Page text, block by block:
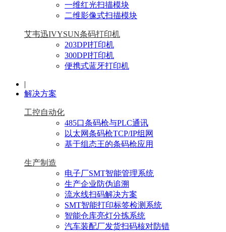
一维红光扫描模块
二维影像式扫描模块
艾韦迅IVYSUN条码打印机
203DPI打印机
300DPI打印机
便携式蓝牙打印机
|
解决方案
工控自动化
485口条码枪与PLC通讯
以太网条码枪TCP/IP组网
基于组态王的条码枪应用
生产制造
电子厂SMT智能管理系统
生产企业防伪追溯
流水线扫码解决方案
SMT智能打印标签检测系统
智能仓库亮灯分拣系统
汽车装配厂发货扫码核对防错